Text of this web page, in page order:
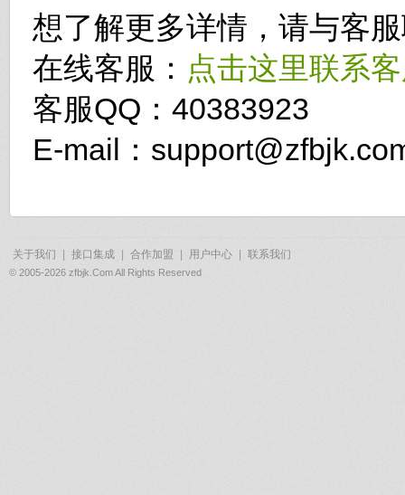
想了解更多详情，请与客
在线客服： 点击这里联系
客服QQ：40383923
E-mail：
关于我们 接口集成 合作加盟 用户中心 联系我们
© 2005-2026 zfbjk.Com All Rights Reserved